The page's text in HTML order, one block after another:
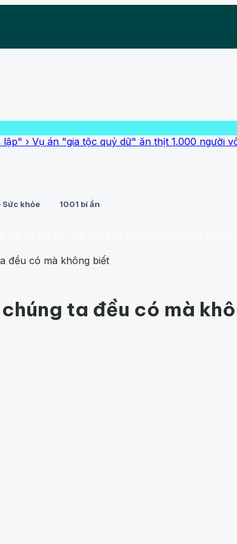
án "gia tộc quỷ dữ" ăn thịt 1.000 người vô tội
Sức khỏe 1001 bí ẩn
đều có mà không biết
ta đều có mà